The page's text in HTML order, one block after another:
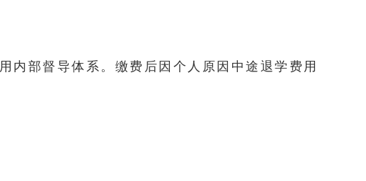
内部督导体系。缴费后因个人原因中途退学费用